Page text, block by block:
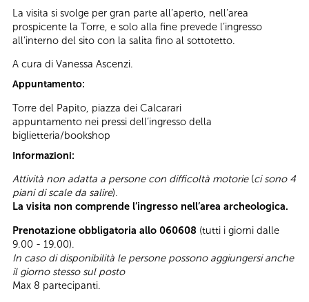
La visita si svolge per gran parte all’aperto, nell’area
prospicente la Torre, e solo alla fine prevede l’ingresso
all’interno del sito con la salita fino al sottotetto.
A cura di Vanessa Ascenzi.
Appuntamento:
Torre del Papito, piazza dei Calcarari
appuntamento nei pressi dell’ingresso della
biglietteria/bookshop
Informazioni:
Attività non adatta a persone con difficoltà motorie(ci sono 4
piani di scale da salire).
La visita non comprende l’ingresso nell’area archeologica.
Prenotazione obbligatoria allo 060608 (tutti i giorni dalle
9.00 - 19.00).
In caso di disponibilità le persone possono aggiungersi anche
il giorno stesso sul posto
Max 8 partecipanti.